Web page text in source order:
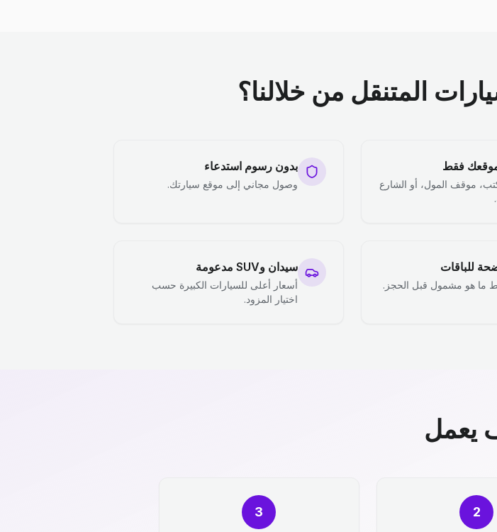
المتنقل من خلالنا؟
فقط
موقف المول، أو الشارع
بدون رسوم استدعاء
وصول مجاني إلى موقع سيارتك.
للباقات
ما هو مشمول قبل الحجز.
سيدان وSUV مدعومة
أسعار أعلى للسيارات الكبيرة حسب
اختيار المزود.
يعمل
2
3